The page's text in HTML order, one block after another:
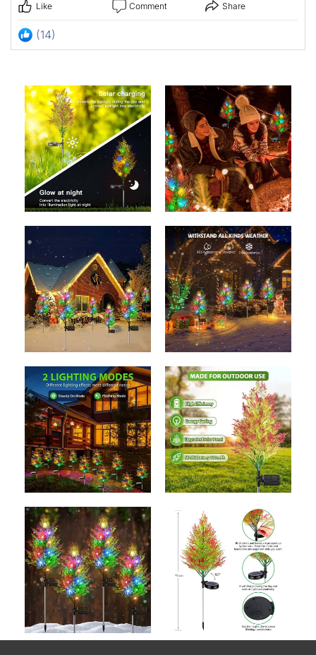
Like Comment Share
(14)